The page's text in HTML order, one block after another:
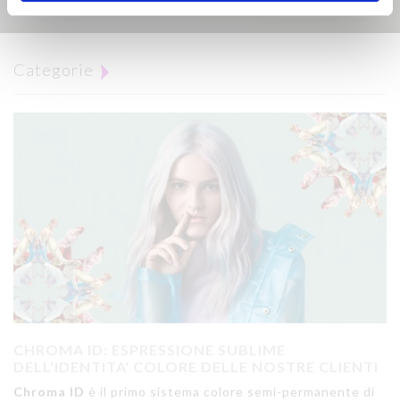
Categorie
Chroma ID è il primo sistema colore semi-permanente di